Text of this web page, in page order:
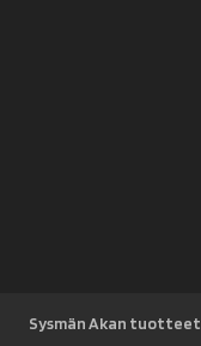
Sysmän Akan tuotteet